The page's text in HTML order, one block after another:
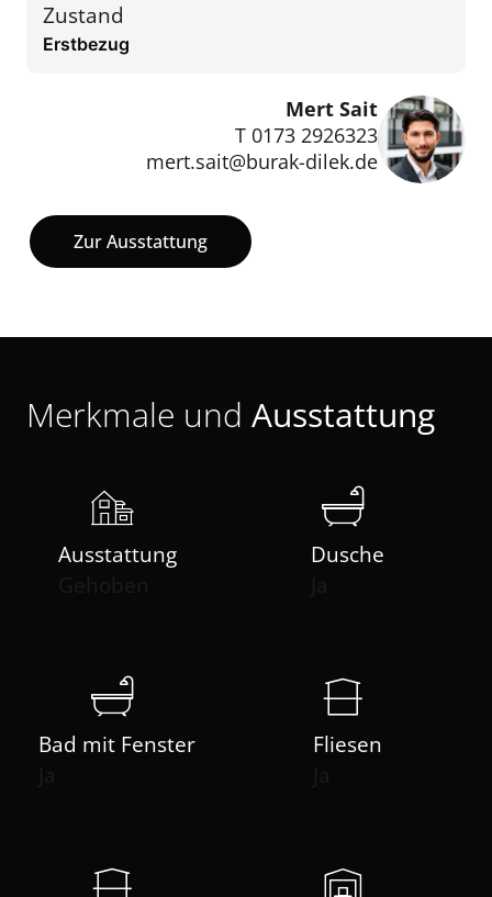
Mert Sait
T 0173 2926323
mert.sait@burak-dilek.de
Zustand
Erstbezug
Zur Ausstattung
Merkmale und Ausstattung
Ausstattung
Gehoben
Dusche
Bad mit Fenster
Fliesen